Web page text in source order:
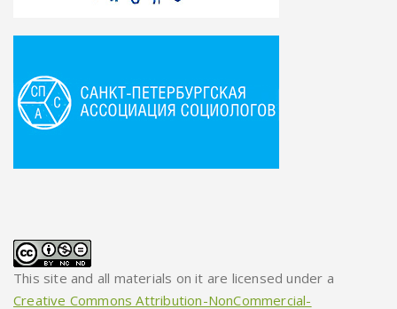
This site and all materials on it are licensed under a
Creative Commons Attribution-NonCommercial-